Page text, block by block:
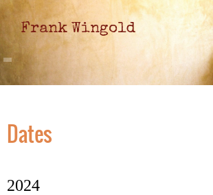
Frank Wingold
Dates
2024